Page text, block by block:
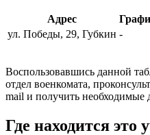
Адрес
ул. Победы, 29, Губкин -
Воспользовавшись данной
отдел военкомата,
mail и получить необходимые
Где находится это